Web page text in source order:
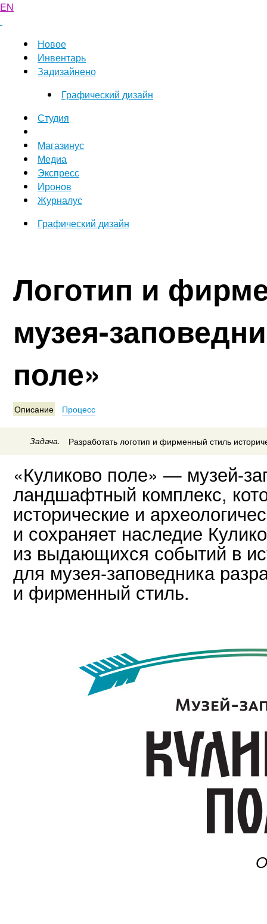
EN
Новое
Инвентарь
Задизайнено
Графический дизайн
Студия
Магазинус
Медиа
Экспресс
Иронов
Журналус
Графический дизайн
Логотип и
музея-
поле»
Описание Процесс
Задача. Разработать логотип и фирменный стиль
«Куликово поле» — музей-
ландшафтный комплекс,
исторические и
и сохраняет наследие
из выдающихся событий в
для музея-заповедника
и фирменный стиль.